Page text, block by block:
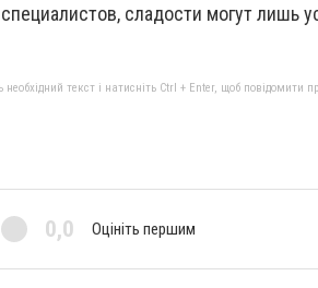
сладости могут лишь
текст і натисніть Ctrl + Enter, щоб повідомити
0,0 Оцініть першим